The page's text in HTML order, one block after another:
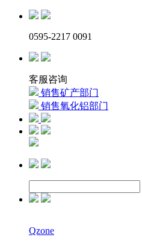
0595-2217 0091
客服咨询
销售矿产部门
销售氧化铝部门
Qzone